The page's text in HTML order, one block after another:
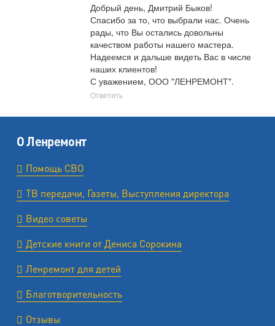
Добрый день, Дмитрий Быков!
Спасибо за то, что выбрали нас. Очень
рады, что Вы остались довольны
качеством работы нашего мастера.
Надеемся и дальше видеть Вас в числе
наших клиентов!
С уважением, ООО "ЛЕНРЕМОНТ".
Ответить
О Ленремонт
Помощь СВО
ТВ передачи, Газеты, Выступления директора
Видео советы
Детские книги от Дениса Сорокина
Ленремонт для детей
Благотворительность
Отзывы